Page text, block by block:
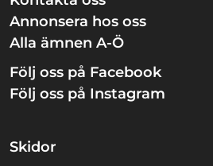
Annonsera hos oss
Alla ämnen A-Ö
Följ oss på Facebook
Följ oss på Instagram
Skidor